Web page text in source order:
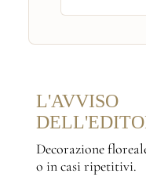
L'AVVISO
Decorazione
o in casi ripetitivi.